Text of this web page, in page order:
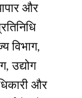
और
विभाग,
उद्योग
और